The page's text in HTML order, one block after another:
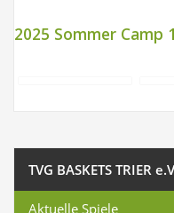
2025 Sommer Camp